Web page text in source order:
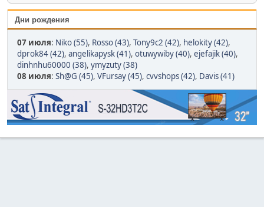
Дни рождения
07 июля: Niko (55), Rosso (43), Tony9c2 (42), helokity (42),
dprok84 (42), angelikapysk (41), otuwywiby (40), ejefajik (40),
dinhnhu60000 (38), ymyzuty (38)
08 июля: Sh@G (45), VFursay (45), cvvshops (42), Davis (41)